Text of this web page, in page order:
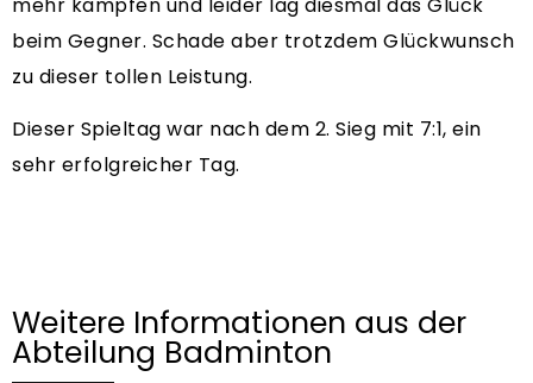
beim Gegner. Schade aber trotzdem Glückwunsch
zu dieser tollen Leistung.
Dieser Spieltag war nach dem 2. Sieg mit 7:1, ein
sehr erfolgreicher Tag.
Weitere Informationen aus der
Abteilung Badminton